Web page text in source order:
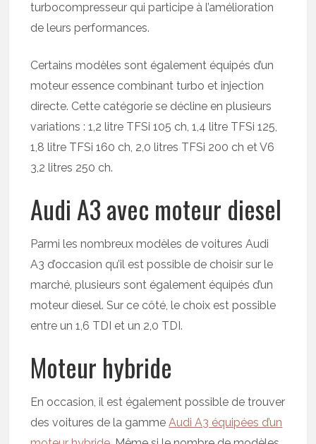
turbocompresseur qui participe à l’amélioration
de leurs performances.
Certains modèles sont également équipés d’un
moteur essence combinant turbo et injection
directe. Cette catégorie se décline en plusieurs
variations : 1,2 litre TFSi 105 ch, 1,4 litre TFSi 125,
1,8 litre TFSi 160 ch, 2,0 litres TFSi 200 ch et V6
3,2 litres 250 ch.
Audi A3 avec moteur diesel
Parmi les nombreux modèles de voitures Audi
A3 d’occasion qu’il est possible de choisir sur le
marché, plusieurs sont également équipés d’un
moteur diesel. Sur ce côté, le choix est possible
entre un 1,6 TDI et un 2,0 TDI.
Moteur hybride
En occasion, il est également possible de trouver
des voitures de la gammeAudi A3 équipées d’un